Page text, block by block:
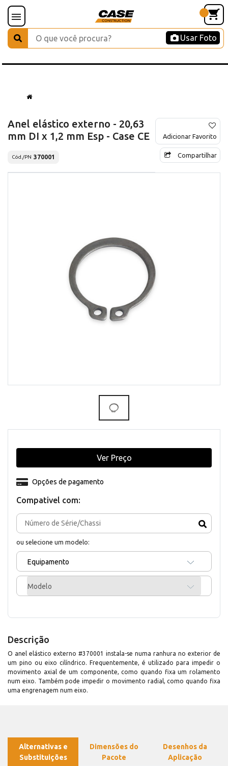
Usar Foto
Anel elástico externo - 20,63
mm DI x 1,2 mm Esp - Case CE
Cód./PN 370001
Adicionar Favorito
Compartilhar
Compativel com:
ou selecione um modelo:
Equipamento
Modelo
Opções de pagamento
Ver Preço
Descrição
O anel elástico externo #370001 instala-se numa ranhura no exterior de
um pino ou eixo cilíndrico. Frequentemente, é utilizado para impedir o
movimento axial de um componente, como quando fixa um rolamento
num eixo. Também pode impedir o movimento radial, como quando fixa
uma engrenagem num eixo.
Alternativas e
Substituições
Dimensões do
Pacote
Desenhos da
Aplicação